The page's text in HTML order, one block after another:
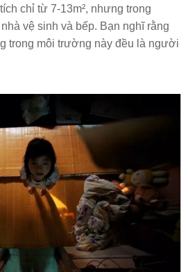
chỉ từ 7-13m², nhưng trong
vệ sinh và bếp. Bạn nghĩ rằng
trong môi trường này đều là người